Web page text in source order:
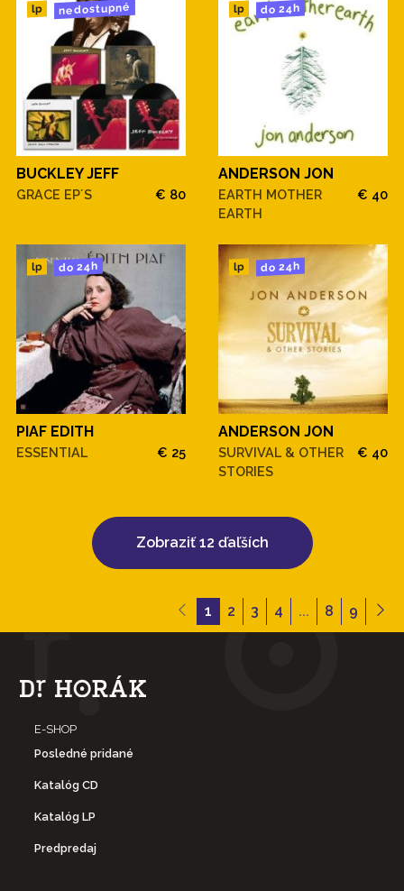
lp nedostupné
BUCKLEY JEFF
GRACE EP´S € 80
lp do 24h
ANDERSON JON
EARTH MOTHER
EARTH
€ 40
lp do 24h
PIAF EDITH
ESSENTIAL € 25
lp do 24h
ANDERSON JON
SURVIVAL & OTHER
STORIES
€ 40
Zobraziť 12 ďaľších
1 2 3 4 ... 8 9
E-SHOP
Posledné pridané
Katalóg CD
Katalóg LP
Predpredaj